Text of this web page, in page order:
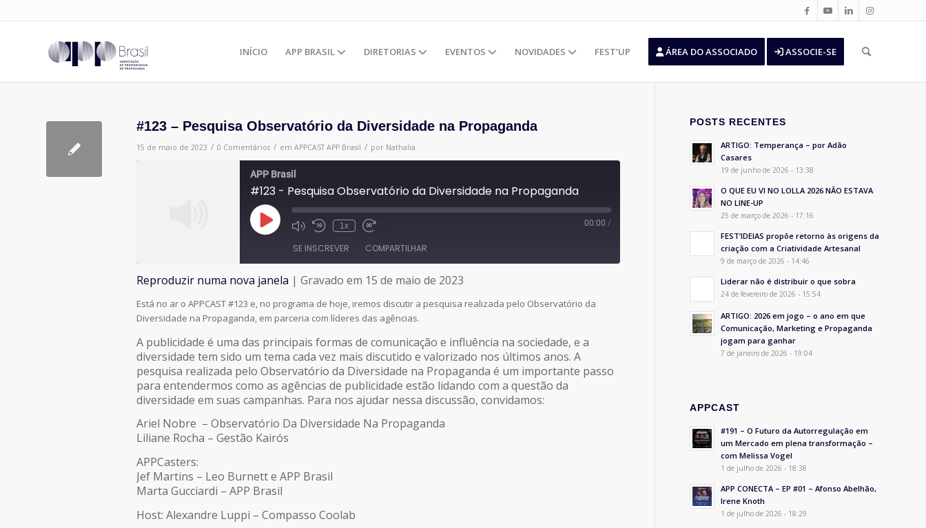
INÍCIO APP BRASIL DIRETORIAS EVENTOS NOVIDADES FEST’UP ÁREA DO ASSOCIADO ASSOCIE-SE
#123 – Pesquisa Observatório da Diversidade na Propaganda
15 de maio de 2023 / 0 Comentários / em APPCAST APP Brasil / por Nathalia
APP Brasil
#123 - Pesquisa Observatório da Diversidade na Propaganda
Reproduzir
episódio
1x 00:00 /
SE INSCREVER COMPARTILHAR
FEED RSS
LINK
INCORPORAR
Reproduzir numa nova janela | Gravado em 15 de maio de 2023
Está no ar o APPCAST #123 e, no programa de hoje, iremos discutir a pesquisa realizada pelo Observatório da
Diversidade na Propaganda, em parceria com líderes das agências.
A publicidade é uma das principais formas de comunicação e influência na sociedade, e a
diversidade tem sido um tema cada vez mais discutido e valorizado nos últimos anos. A
pesquisa realizada pelo Observatório da Diversidade na Propaganda é um importante passo
para entendermos como as agências de publicidade estão lidando com a questão da
diversidade em suas campanhas. Para nos ajudar nessa discussão, convidamos:
Ariel Nobre – Observatório Da Diversidade Na Propaganda
Liliane Rocha – Gestão Kairós
APPCasters:
Jef Martins – Leo Burnett e APP Brasil
Marta Gucciardi – APP Brasil
Host: Alexandre Luppi – Compasso Coolab
POSTS RECENTES
ARTIGO: Temperança – por Adão
Casares
19 de junho de 2026 - 13:38
O QUE EU VI NO LOLLA 2026 NÃO ESTAVA
NO LINE-UP
25 de março de 2026 - 17:16
FEST’IDEIAS propõe retorno às origens da
criação com a Criatividade Artesanal
9 de março de 2026 - 14:46
Liderar não é distribuir o que sobra
24 de fevereiro de 2026 - 15:54
ARTIGO: 2026 em jogo – o ano em que
Comunicação, Marketing e Propaganda
jogam para ganhar
7 de janeiro de 2026 - 19:04
APPCAST
#191 – O Futuro da Autorregulação em
um Mercado em plena transformação –
com Melissa Vogel
1 de julho de 2026 - 18:38
APP CONECTA – EP #01 – Afonso Abelhão,
Irene Knoth
1 de julho de 2026 - 18:29